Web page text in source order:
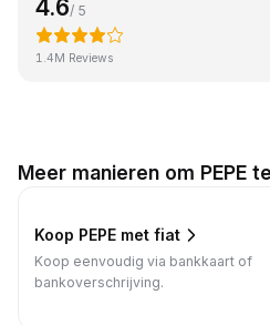
4.6/ 5
1.4M Reviews
Meer manieren om PEPE
Koop PEPE met fiat
Koop eenvoudig via bankkaart of
bankoverschrijving.